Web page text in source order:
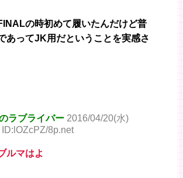
の時初めて履いたんだけど普
あってJK用だということを実感さ
ラブライバー 2016/04/20(水)
8p.net
ルマはよ